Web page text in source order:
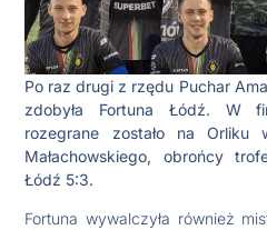
Po raz drugi z rzędu Puchar
zdobyła Fortuna Łódź. W
rozegrane zostało na
Małachowskiego, obrońcy
Łódź 5:3.
Fortuna wywalczyła również